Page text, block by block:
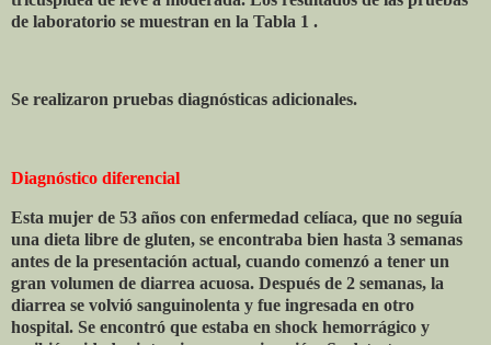
de laboratorio se muestran en la Tabla 1 .
Se realizaron pruebas diagnósticas adicionales.
Diagnóstico diferencial
Esta mujer de 53 años con enfermedad celíaca, que no seguía
una dieta libre de gluten, se encontraba bien hasta 3 semanas
antes de la presentación actual, cuando comenzó a tener un
gran volumen de diarrea acuosa. Después de 2 semanas, la
diarrea se volvió sanguinolenta y fue ingresada en otro
hospital. Se encontró que estaba en shock hemorrágico y